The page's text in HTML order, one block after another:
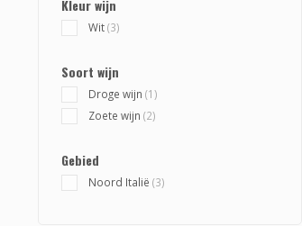
Kleur wijn
Wit(3)
Soort wijn
Droge wijn (1)
Zoete wijn (2)
Gebied
Noord Italië (3)